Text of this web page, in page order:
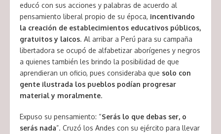
educó con sus acciones y palabras de acuerdo al
pensamiento liberal propio de su época, incentivando
la creación de establecimientos educativos públicos,
gratuitos y laicos. Al arribar a Perú para su campaña
libertadora se ocupó de alfabetizar aborígenes y negros
a quienes también les brindo la posibilidad de que
aprendieran un oficio, pues consideraba que solo con
gente ilustrada los pueblos podían progresar
material y moralmente.
Expuso su pensamiento: “Serás lo que debas ser, o
serás nada”. Cruzó los Andes con su ejército para llevar